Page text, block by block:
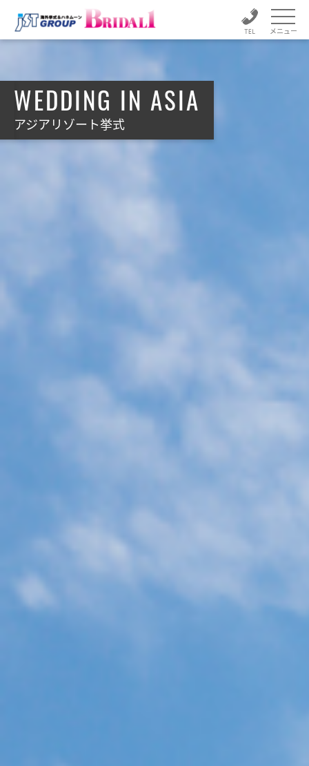
メニュー
WEDDING IN ASIA
アジアリゾート挙式